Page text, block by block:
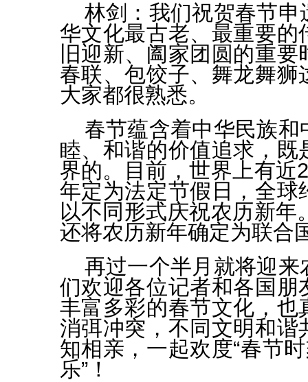
林剑： 我们祝贺春节申
华文化最古老、最重要的
旧迎新、阖家团圆的重
春联、包饺子、舞龙舞狮
大家都很熟悉。
春节蕴含着中华民族
睦、和谐的价值追求，既
界的。目前，世界上有近
年定为法定节假日，全球
以不同形式庆祝农历新年
还将农历新年确定为联合
再过一个半月就将迎
们欢迎各位记者和各国朋
丰富多彩的春节文化，也
消弭冲突，不同文明和谐
知相亲，一起欢度“春节
乐”！